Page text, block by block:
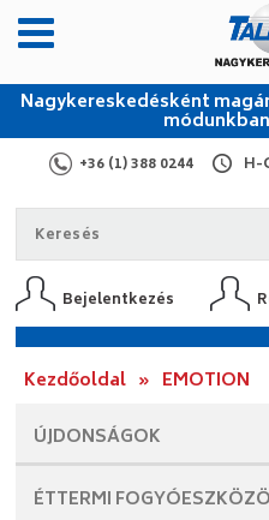
Nagykereskedésként
+36 (1) 388 0244 H-
Bejelentkezés
Kezdőoldal » EMOTION
ÚJDONSÁGOK
ÉTTERMI